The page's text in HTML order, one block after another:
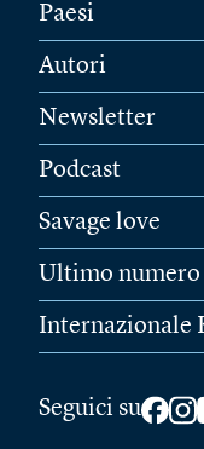
Paesi
Autori
Newsletter
Podcast
Savage love
Ultimo numero
Internazionale
Seguici su